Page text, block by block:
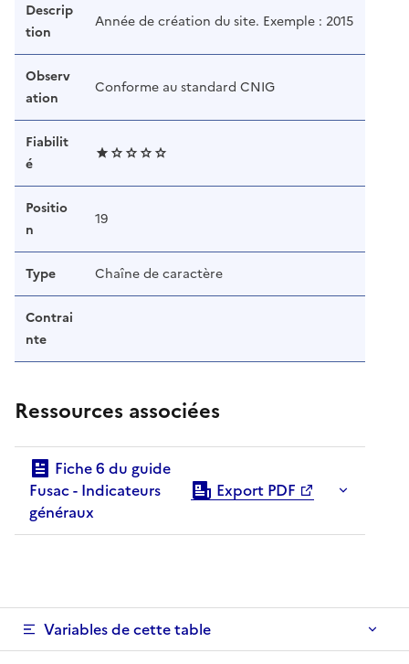
Descrip
tion
Année de création du site. Exemple : 2015
Observ
ation
Conforme au standard CNIG
Fiabilit
é
Positio
n
19
Type Chaîne de caractère
Contrai
nte
Ressources associées
Fusac - Indicateurs
généraux
Export PDF
Variables de cette table